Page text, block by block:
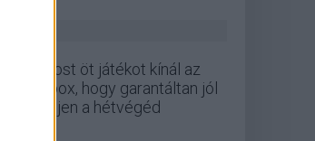
Most öt játékot kínál az
Xbox, hogy garantáltan jól
teljen a hétvégéd